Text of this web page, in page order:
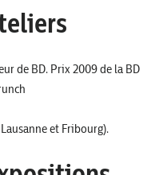
de BD. Prix 2009 de la BD
et Fribourg).